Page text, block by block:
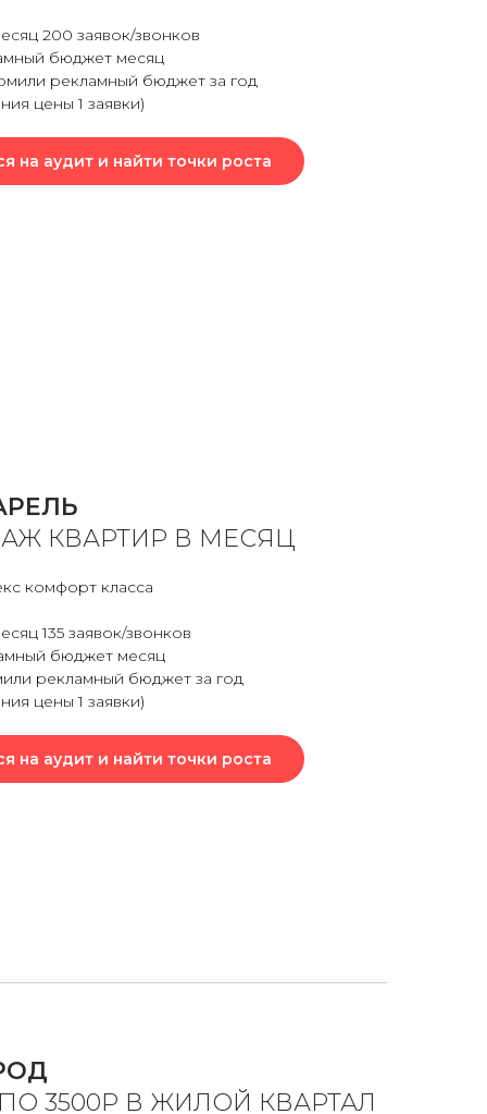
200 заявок/звонков
бюджет месяц
рекламный бюджет за год
цены 1 заявки)
на аудит и найти точки роста
КВАРТИР В МЕСЯЦ
комфорт класса
135 заявок/звонков
бюджет месяц
рекламный бюджет за год
цены 1 заявки)
на аудит и найти точки роста
3500Р В ЖИЛОЙ КВАРТАЛ